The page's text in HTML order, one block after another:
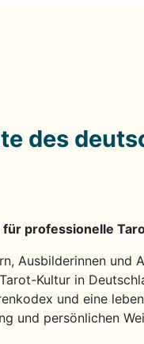
des
für professionelle
Ausbilderinnen und
Kultur in
und eine
und persönlichen